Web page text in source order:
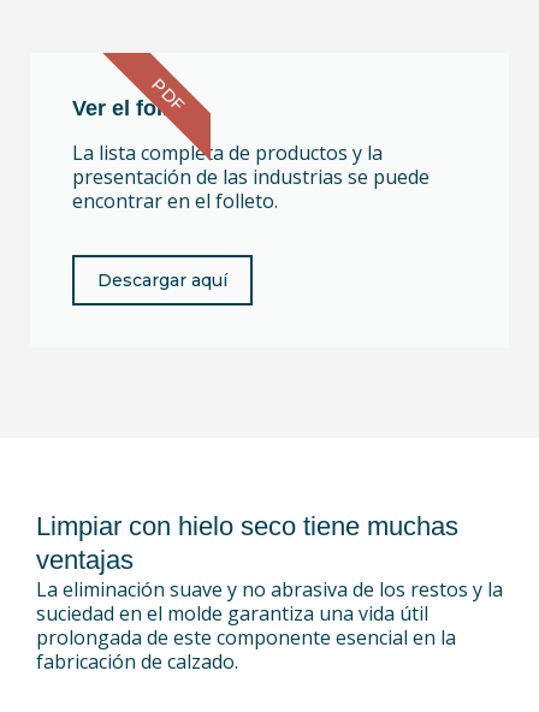
Ver el folleto
La lista completa de productos y la
presentación de las industrias se puede
encontrar en el folleto.
Descargar aquí
PDF
Limpiar con hielo seco tiene muchas
ventajas
La eliminación suave y no abrasiva de los restos y la
suciedad en el molde garantiza una vida útil
prolongada de este componente esencial en la
fabricación de calzado.